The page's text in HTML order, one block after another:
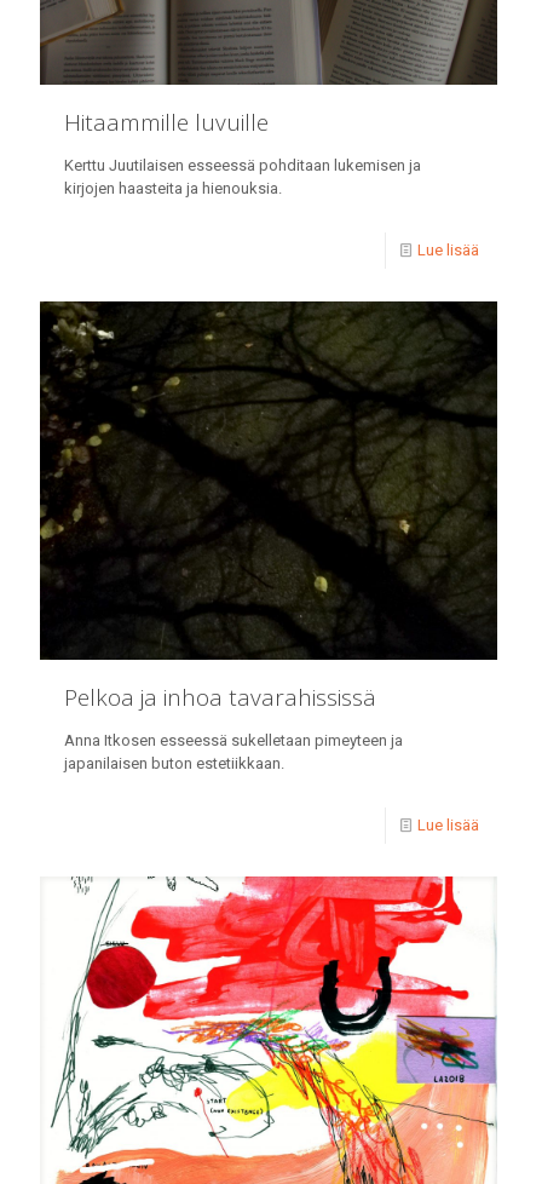
Hitaammille luvuille
Kerttu Juutilaisen esseessä pohditaan lukemisen ja
kirjojen haasteita ja hienouksia.
Lue lisää
Pelkoa ja inhoa tavarahississä
Anna Itkosen esseessä sukelletaan pimeyteen ja
japanilaisen buton estetiikkaan.
Lue lisää